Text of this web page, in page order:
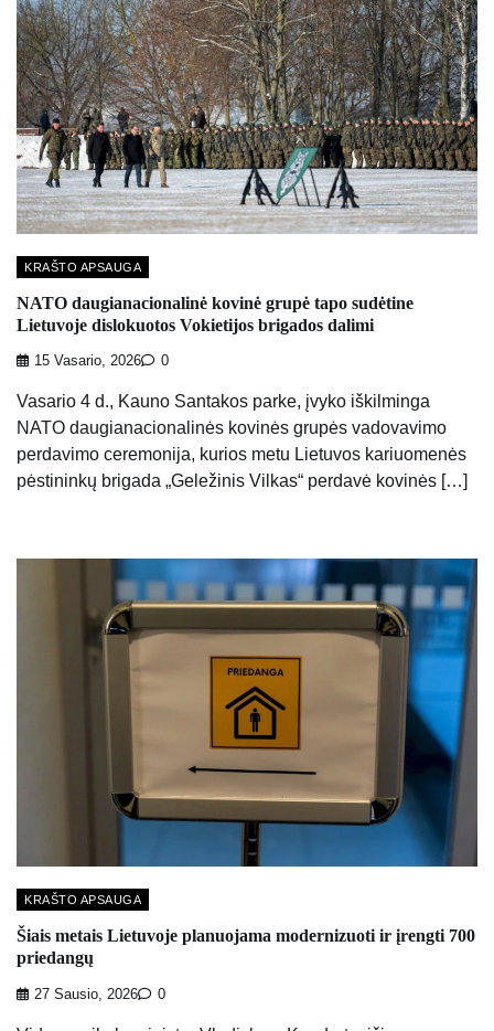
KRAŠTO APSAUGA
NATO daugianacionalinė kovinė grupė tapo sudėtine
Lietuvoje dislokuotos Vokietijos brigados dalimi
15 Vasario, 2026 0
Vasario 4 d., Kauno Santakos parke, įvyko iškilminga
NATO daugianacionalinės kovinės grupės vadovavimo
perdavimo ceremonija, kurios metu Lietuvos kariuomenės
pėstininkų brigada „Geležinis Vilkas“ perdavė kovinės […]
KRAŠTO APSAUGA
Šiais metais Lietuvoje planuojama modernizuoti ir įrengti 700
priedangų
27 Sausio, 2026 0